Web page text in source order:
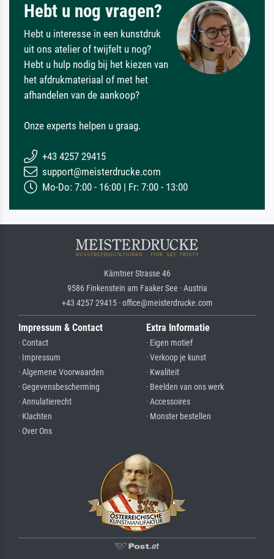
Hebt u nog vragen?
Hebt u interesse in een kunstdruk
uit ons atelier of twijfelt u nog?
Hebt u hulp nodig bij het kiezen van
het afdrukmateriaal of met het
afhandelen van de aankoop?
Onze experts helpen u graag.
+43 4257 29415
support@meisterdrucke.com
Mo-Do: 7:00 - 16:00 | Fr: 7:00 - 13:00
Kärntner Strasse 46
9586 Finkenstein am Faaker See · Austria
+43 4257 29415 · office@meisterdrucke.com
Impressum & Contact
· Contact
· Impressum
· Algemene Voorwaarden
· Gegevensbescherming
· Annulatierecht
· Klachten
· Over Ons
Extra Informatie
· Eigen motief
· Verkoop je kunst
· Kwaliteit
· Beelden van ons werk
· Accessoires
· Monster bestellen